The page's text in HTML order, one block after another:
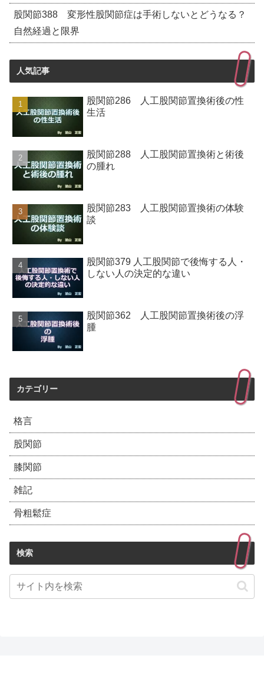
股関節388 変形性股関節症は手術しないとどうなる？
自然経過と限界
人気記事
股関節286 人工股関節置換術後の性
生活
股関節288 人工股関節置換術と術後
の腫れ
股関節283 人工股関節置換術の体験
談
股関節379 人工股関節で後悔する人・
しない人の決定的な違い
股関節362 人工股関節置換術後の浮
腫
カテゴリー
格言
股関節
膝関節
雑記
骨粗鬆症
検索